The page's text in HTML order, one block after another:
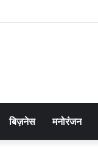
बिज़नेस मनोरंजन